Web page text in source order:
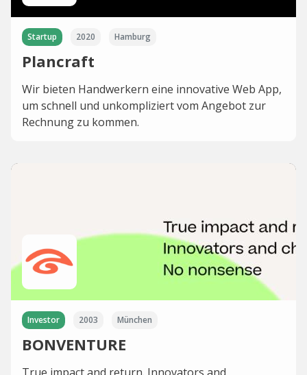
Startup 2020 Hamburg
Plancraft
Wir bieten Handwerkern eine innovative Web App,
um schnell und unkompliziert vom Angebot zur
Rechnung zu kommen.
Investor 2003 München
BONVENTURE